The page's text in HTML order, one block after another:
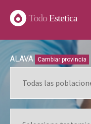
TodoEstetica
ALAVA Cambiar provincia